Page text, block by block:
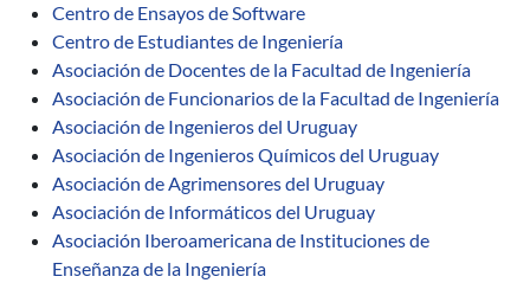
Centro de Ensayos de Software
Centro de Estudiantes de Ingeniería
Asociación de Docentes de la Facultad de Ingeniería
Asociación de Funcionarios de la Facultad de Ingeniería
Asociación de Ingenieros del Uruguay
Asociación de Ingenieros Químicos del Uruguay
Asociación de Agrimensores del Uruguay
Asociación de Informáticos del Uruguay
Asociación Iberoamericana de Instituciones de
Enseñanza de la Ingeniería